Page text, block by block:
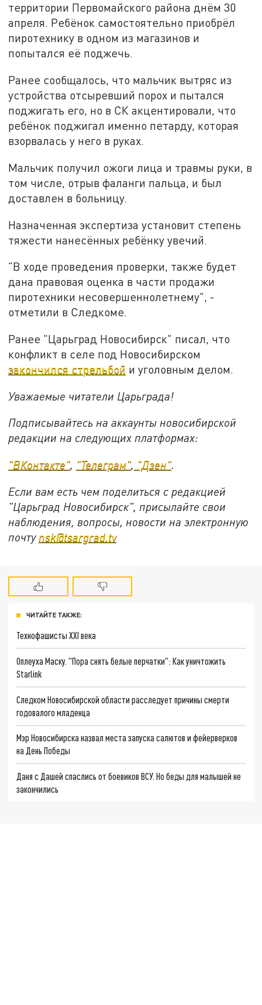
территории Первомайского района днём 30
апреля. Ребёнок самостоятельно приобрёл
пиротехнику в одном из магазинов и
попытался её поджечь.
Ранее сообщалось, что мальчик вытряс из
устройства отсыревший порох и пытался
поджигать его, но в СК акцентировали, что
ребёнок поджигал именно петарду, которая
взорвалась у него в руках.
Мальчик получил ожоги лица и травмы руки, в
том числе, отрыв фаланги пальца, и был
доставлен в больницу.
Назначенная экспертиза установит степень
тяжести нанесённых ребёнку увечий.
"В ходе проведения проверки, также будет
дана правовая оценка в части продажи
пиротехники несовершеннолетнему", -
отметили в Следкоме.
Ранее "Царьград Новосибирск" писал, что
конфликт в селе под Новосибирском
закончился стрельбой и уголовным делом.
Уважаемые читатели Царьграда!
Подписывайтесь на аккаунты новосибирской
редакции на следующих платформах:
"ВКонтакте", "Телеграм", "Дзен".
Если вам есть чем поделиться с редакцией
"Царьград Новосибирск", присылайте свои
наблюдения, вопросы, новости на электронную
почту nsk@tsargrad.tv
ЧИТАЙТЕ ТАКЖЕ:
Технофашисты XXI века
Оплеуха Маску. "Пора снять белые перчатки": Как уничтожить
Starlink
Следком Новосибирской области расследует причины смерти
годовалого младенца
Мэр Новосибирска назвал места запуска салютов и фейерверков
на День Победы
Даня с Дашей спаслись от боевиков ВСУ. Но беды для малышей не
закончились